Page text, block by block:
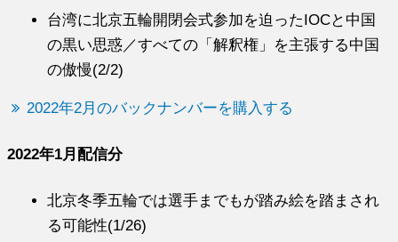
台湾に北京五輪開閉会式参加を迫ったIOCと中国
の黒い思惑／すべての「解釈権」を主張する中国
の傲慢(2/2)
2022年2月のバックナンバーを購入する
2022年1月配信分
北京冬季五輪では選手までもが踏み絵を踏まされ
る可能性(1/26)